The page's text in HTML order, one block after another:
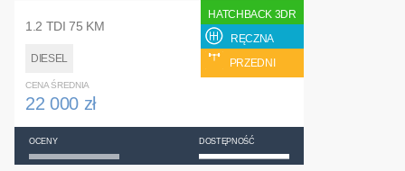
1.2 TDI 75 KM
DIESEL
HATCHBACK 3DR
RĘCZNA
PRZEDNI
CENA ŚREDNIA
22 000 zł
OCENY DOSTĘPNOŚĆ